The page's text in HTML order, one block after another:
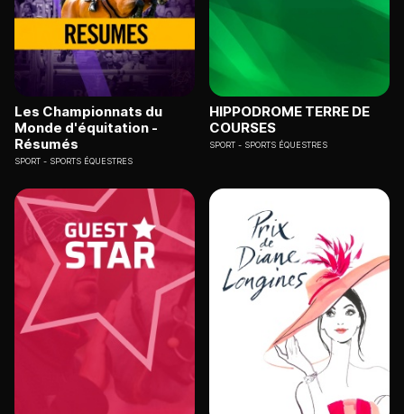
Les Championnats du
Monde d'équitation -
Résumés
SPORT SPORTS ÉQUESTRES
HIPPODROME TERRE DE
COURSES
SPORT SPORTS ÉQUESTRES